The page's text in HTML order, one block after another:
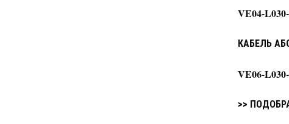
VE04-
КАБЕЛЬ
VE06-
>>